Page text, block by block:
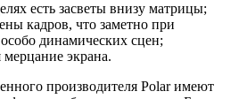
есть засветы внизу матрицы;
кадров, что заметно при
динамических сцен;
мерцание экрана.
производителя Polar имеют